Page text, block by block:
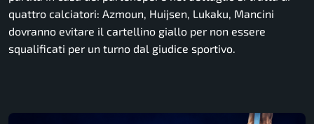
quattro calciatori: Azmoun, Huijsen, Lukaku, Mancini
dovranno evitare il cartellino giallo per non essere
squalificati per un turno dal giudice sportivo.